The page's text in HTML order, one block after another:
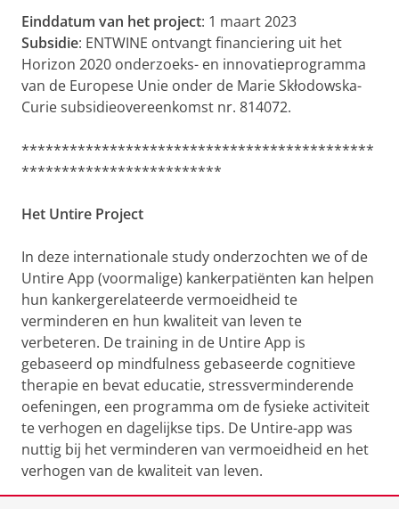
Einddatum van het project: 1 maart 2023
Subsidie: ENTWINE ontvangt financiering uit het
Horizon 2020 onderzoeks- en innovatieprogramma
van de Europese Unie onder de Marie Skłodowska-
Curie subsidieovereenkomst nr. 814072.
********************************************
*************************
Het Untire Project
In deze internationale study onderzochten we of de
Untire App (voormalige) kankerpatiënten kan helpen
hun kankergerelateerde vermoeidheid te
verminderen en hun kwaliteit van leven te
verbeteren. De training in de Untire App is
gebaseerd op mindfulness gebaseerde cognitieve
therapie en bevat educatie, stressverminderende
oefeningen, een programma om de fysieke activiteit
te verhogen en dagelijkse tips. De Untire-app was
nuttig bij het verminderen van vermoeidheid en het
verhogen van de kwaliteit van leven.